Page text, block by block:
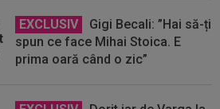
EXCLUSIV
Gigi Becali: ”Hai să-ți
spun ce face Mihai Stoica. E
prima oară când o zic”